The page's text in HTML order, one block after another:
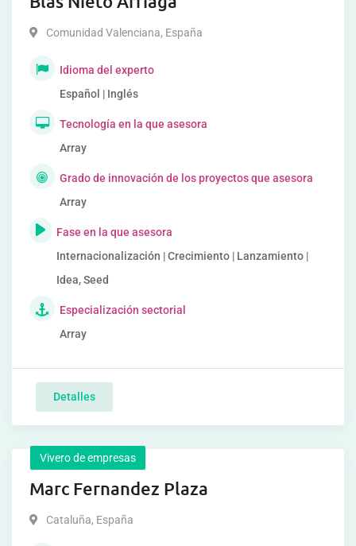
Comunidad Valenciana, España
Idioma del experto
Español | Inglés
Tecnología en la que asesora
Array
Grado de innovación de los proyectos que asesora
Array
Fase en la que asesora
Internacionalización | Crecimiento | Lanzamiento |
Idea, Seed
Especialización sectorial
Array
Detalles
Vivero de empresas
Marc Fernandez Plaza
Cataluña, España